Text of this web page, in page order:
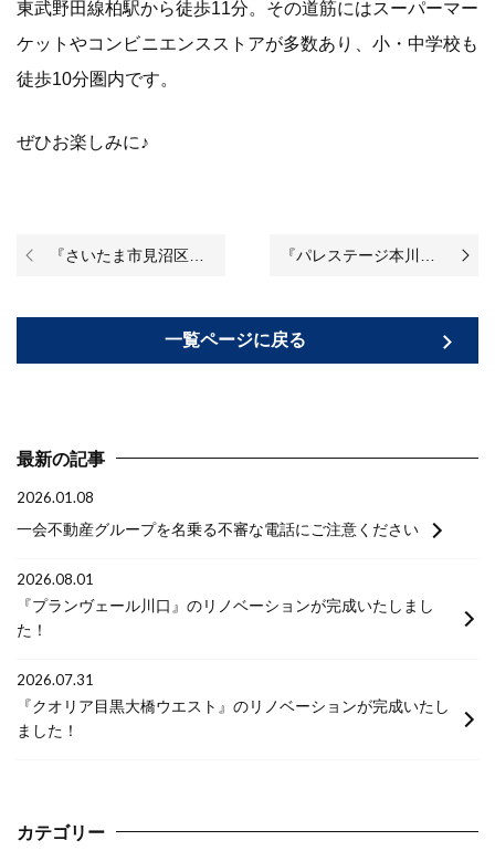
東武野田線柏駅から徒歩11分。その道筋にはスーパーマー
ケットやコンビニエンスストアが多数あり、小・中学校も
徒歩10分圏内です。
ぜひお楽しみに♪
『さいたま市見沼区東大宮6丁目新築戸建』が完成いたしました！
一覧ページに戻る
『パレステージ本川越』のリノベーションが始まりました♪
最新の記事
2026.01.08
一会不動産グループを名乗る不審な電話にご注意ください
2026.08.01
『プランヴェール川口』のリノベーションが完成いたしまし
た！
2026.07.31
『クオリア目黒大橋ウエスト』のリノベーションが完成いたし
ました！
カテゴリー